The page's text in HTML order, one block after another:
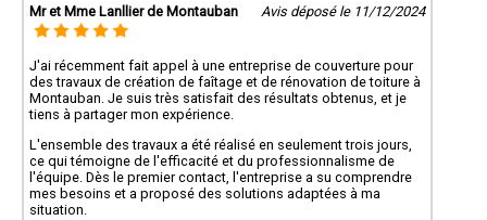
Mr et Mme Lanllier de Montauban
Avis déposé le 11/12/2024
J'ai récemment fait appel à une entreprise de couverture pour
des travaux de création de faîtage et de rénovation de toiture à
Montauban. Je suis très satisfait des résultats obtenus, et je
tiens à partager mon expérience.
L'ensemble des travaux a été réalisé en seulement trois jours,
ce qui témoigne de l'efficacité et du professionnalisme de
l'équipe. Dès le premier contact, l'entreprise a su comprendre
mes besoins et a proposé des solutions adaptées à ma
situation.